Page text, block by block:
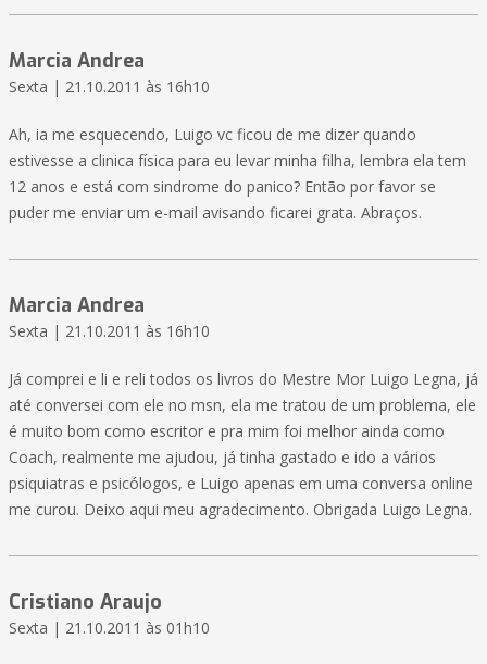
Marcia Andrea
Sexta | 21.10.2011 às 16h10
Ah, ia me esquecendo, Luigo vc ficou de me dizer quando
estivesse a clinica física para eu levar minha filha, lembra ela tem
12 anos e está com sindrome do panico? Então por favor se
puder me enviar um e-mail avisando ficarei grata. Abraços.
Marcia Andrea
Sexta | 21.10.2011 às 16h10
Já comprei e li e reli todos os livros do Mestre Mor Luigo Legna, já
até conversei com ele no msn, ela me tratou de um problema, ele
é muito bom como escritor e pra mim foi melhor ainda como
Coach, realmente me ajudou, já tinha gastado e ido a vários
psiquiatras e psicólogos, e Luigo apenas em uma conversa online
me curou. Deixo aqui meu agradecimento. Obrigada Luigo Legna.
Cristiano Araujo
Sexta | 21.10.2011 às 01h10